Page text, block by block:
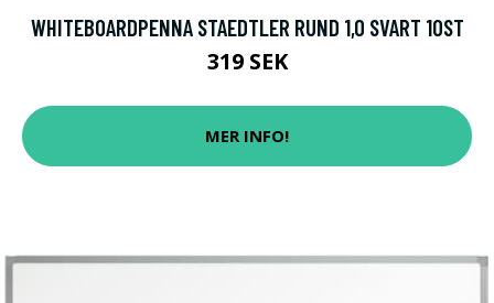
WHITEBOARDPENNA STAEDTLER RUND 1,0 SVART 10ST
319 SEK
MER INFO!